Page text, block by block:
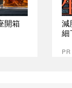
開箱
減
細